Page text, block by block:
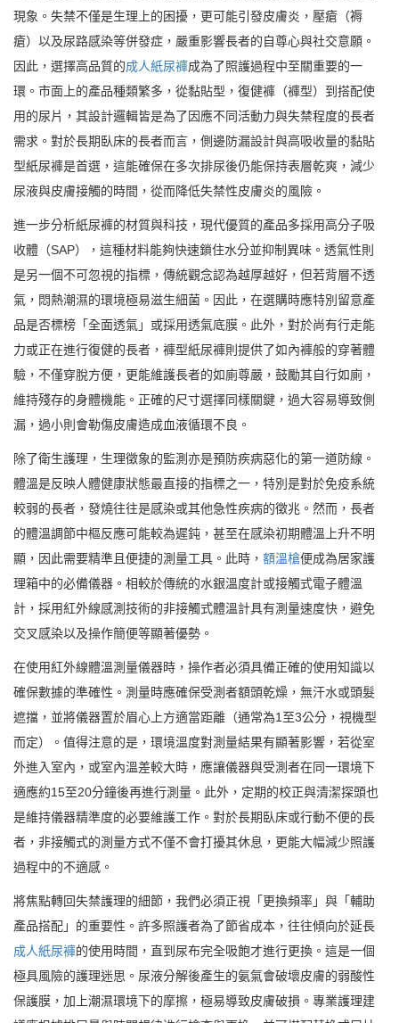
現象。失禁不僅是生理上的困擾，更可能引發皮膚炎，壓瘡（褥
瘡）以及尿路感染等併發症，嚴重影響長者的自尊心與社交意願。
因此，選擇高品質的成人紙尿褲成為了照護過程中至關重要的一
環。市面上的產品種類繁多，從黏貼型，復健褲（褲型）到搭配使
用的尿片，其設計邏輯皆是為了因應不同活動力與失禁程度的長者
需求。對於長期臥床的長者而言，側邊防漏設計與高吸收量的黏貼
型紙尿褲是首選，這能確保在多次排尿後仍能保持表層乾爽，減少
尿液與皮膚接觸的時間，從而降低失禁性皮膚炎的風險。
進一步分析紙尿褲的材質與科技，現代優質的產品多採用高分子吸
收體（SAP），這種材料能夠快速鎖住水分並抑制異味。透氣性則
是另一個不可忽視的指標，傳統觀念認為越厚越好，但若背層不透
氣，悶熱潮濕的環境極易滋生細菌。因此，在選購時應特別留意產
品是否標榜「全面透氣」或採用透氣底膜。此外，對於尚有行走能
力或正在進行復健的長者，褲型紙尿褲則提供了如內褲般的穿著體
驗，不僅穿脫方便，更能維護長者的如廁尊嚴，鼓勵其自行如廁，
維持殘存的身體機能。正確的尺寸選擇同樣關鍵，過大容易導致側
漏，過小則會勒傷皮膚造成血液循環不良。
除了衛生護理，生理徵象的監測亦是預防疾病惡化的第一道防線。
體溫是反映人體健康狀態最直接的指標之一，特別是對於免疫系統
較弱的長者，發燒往往是感染或其他急性疾病的徵兆。然而，長者
的體溫調節中樞反應可能較為遲鈍，甚至在感染初期體溫上升不明
顯，因此需要精準且便捷的測量工具。此時， 額溫槍便成為居家護
理箱中的必備儀器。相較於傳統的水銀溫度計或接觸式電子體溫
計，採用紅外線感測技術的非接觸式體溫計具有測量速度快，避免
交叉感染以及操作簡便等顯著優勢。
在使用紅外線體溫測量儀器時，操作者必須具備正確的使用知識以
確保數據的準確性。測量時應確保受測者額頭乾燥，無汗水或頭髮
遮擋，並將儀器置於眉心上方適當距離（通常為1至3公分，視機型
而定）。值得注意的是，環境溫度對測量結果有顯著影響，若從室
外進入室內，或室內溫差較大時，應讓儀器與受測者在同一環境下
適應約15至20分鐘後再進行測量。此外，定期的校正與清潔探頭也
是維持儀器精準度的必要維護工作。對於長期臥床或行動不便的長
者，非接觸式的測量方式不僅不會打擾其休息，更能大幅減少照護
過程中的不適感。
將焦點轉回失禁護理的細節，我們必須正視「更換頻率」與「輔助
產品搭配」的重要性。許多照護者為了節省成本，往往傾向於延長
成人紙尿褲的使用時間，直到尿布完全吸飽才進行更換。這是一個
極具風險的護理迷思。尿液分解後產生的氨氣會破壞皮膚的弱酸性
保護膜，加上潮濕環境下的摩擦，極易導致皮膚破損。專業護理建